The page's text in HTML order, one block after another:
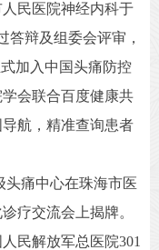
民医院神经内科于
答辩及组委会评审，
加入中国头痛防控
会联合百度健康共
航，精准查询患者
头痛中心在珠海市医
疗交流会上揭牌。
民解放军总医院301